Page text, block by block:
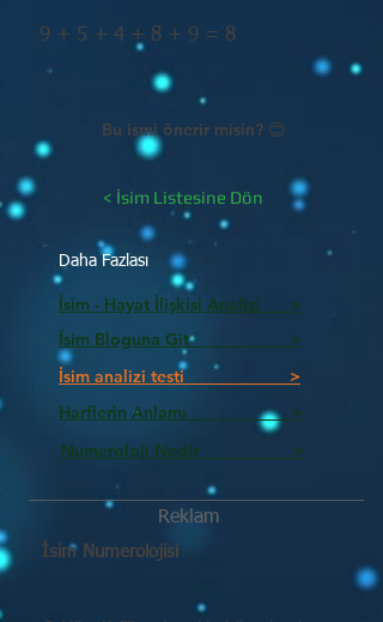
9 + 5 + 4 + 8 + 9 = 8
Bu ismi önerir misin? 😊
< İsim Listesine Dön
Daha Fazlası
İsim - Hayat İlişkisi Analizi >
İsim Bloguna Git >
İsim analizi testi >
Harflerin Anlamı >
Numeroloji Nedir_________ >
Reklam
İsim Numerolojisi